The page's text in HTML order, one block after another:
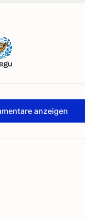
anzeigen